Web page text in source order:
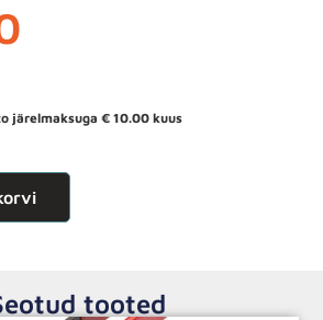
järelmaksuga€ 10.00 kuus
tooted